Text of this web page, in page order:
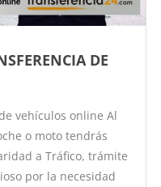
DE
vehículos online Al
o moto tendrás
a Tráfico, trámite
por la necesidad